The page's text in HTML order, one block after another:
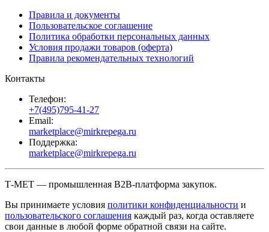
Правила и документы
Пользовательское соглашение
Политика обработки персональных данных
Условия продажи товаров (оферта)
Правила рекомендательных технологий
Контакты
Телефон:
+7(495)795-41-27
Email:
marketplace@mirkrepega.ru
Поддержка:
marketplace@mirkrepega.ru
Т-МЕТ — промышленная B2B-платформа закупок.
Вы принимаете условия политики конфиденциальности и
пользовательского соглашения каждый раз, когда оставляете
свои данные в любой форме обратной связи на сайте.